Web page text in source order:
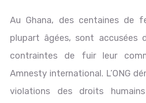
Au Ghana, des centaines de
plupart âgées, sont accusées
contraintes de fuir leur
Amnesty international. L’ONG
violations des droits